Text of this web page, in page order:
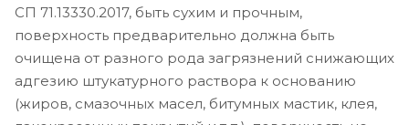
СП 71.13330.2017, быть сухим и прочным,
поверхность предварительно должна быть
очищена от разного рода загрязнений снижающих
адгезию штукатурного раствора к основанию
(жиров, смазочных масел, битумных мастик, клея,